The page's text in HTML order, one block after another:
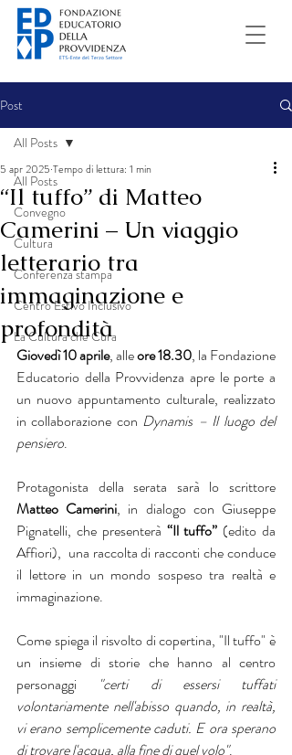
Post
All Posts
Convegno
Cultura
Conferenza stampa
Centro Estivo Inclusivo
La Cultura che Cura
All Posts
“Il tuffo” di Matteo
Camerini – Un viaggio
letterario tra
immaginazione e
profondità
5 apr 2025 Tempo di lettura: 1 min
Giovedì 10 aprile, alle ore 18.30, la Fondazione
Educatorio della Provvidenza apre le porte a
un nuovo appuntamento culturale, realizzato
in collaborazione con Dynamis – Il luogo del
pensiero.
Matteo Camerini, in dialogo con Giuseppe
Pignatelli, che presenterà “Il tuffo” (edito da
Affiori),  una raccolta di racconti che conduce
il lettore in un mondo sospeso tra realtà e
immaginazione.
Come spiega il risvolto di copertina, "Il tuffo" è
un insieme di storie che hanno al centro
personaggi
"certi di essersi tuffati
volontariamente nell'abisso quando, in realtà,
vi erano semplicemente caduti. E ora sperano
di trovare l'acqua, alla fine di quel volo".